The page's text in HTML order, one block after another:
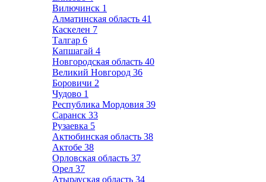
Вилючинск 1
Алматинская область 41
Каскелен 7
Талгар 6
Капшагай 4
Новгородская область 40
Великий Новгород 36
Боровичи 2
Чудово 1
Республика Мордовия 39
Саранск 33
Рузаевка 5
Актюбинская область 38
Актобе 38
Орловская область 37
Орел 37
Атырауская область 34